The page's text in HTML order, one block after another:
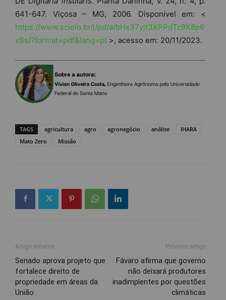
641-647. Viçosa – MG, 2006. Disponível em: <
https://www.scielo.br/j/pd/a/bHx37yjt3XPPdTc9X8p6
xBs/?format=pdf&lang=pt >, acesso em: 20/11/2023.
TAGS agricultura agro agronegócio análise
IHARA
Mato Zero
Missão
Artigo anterior
Senado aprova projeto que
fortalece direito de
propriedade em áreas da
União
Próximo artigo
Fávaro afirma que governo
não deixará produtores
inadimplentes por questões
climáticas